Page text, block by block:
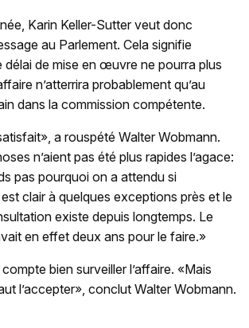
Karin Keller-Sutter veut donc
au Parlement. Cela signifie
délai de mise en œuvre ne pourra plus
n’atterrira probablement qu’au
dans la commission compétente.
a rouspété Walter Wobmann.
n’aient pas été plus rapides l’agace:
pas pourquoi on a attendu si
clair à quelques exceptions près et le
existe depuis longtemps. Le
en effet deux ans pour le faire.»
bien surveiller l’affaire. «Mais
l’accepter», conclut Walter Wobmann.